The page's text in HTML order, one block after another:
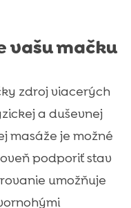
vašu mačku
zdroj viacerých
a duševnej
masáže je možné
podporiť stav
umožňuje